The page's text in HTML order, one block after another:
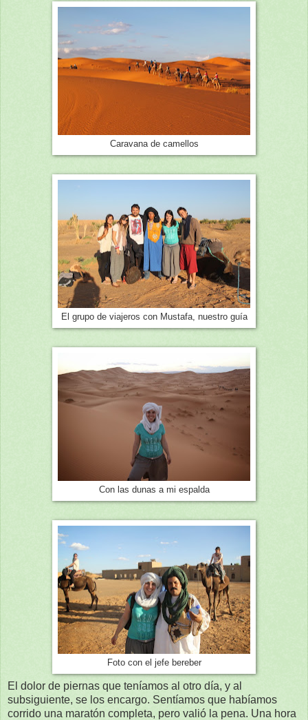
Caravana de camellos
El grupo de viajeros con Mustafa, nuestro guía
Con las dunas a mi espalda
Foto con el jefe bereber
El dolor de piernas que teníamos al otro día, y al
subsiguiente, se los encargo. Sentíamos que habíamos
corrido una maratón completa, pero valió la pena. Una hora